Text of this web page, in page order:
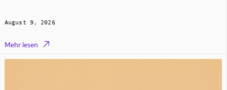
August 9, 2026
Mehr lesen 